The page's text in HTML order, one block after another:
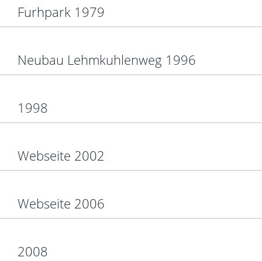
Furhpark 1979
Neubau Lehmkuhlenweg 1996
1998
Webseite 2002
Webseite 2006
2008